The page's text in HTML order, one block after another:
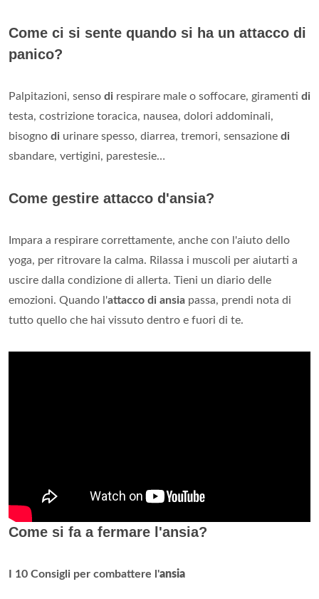
Come ci si sente quando si ha un attacco di
panico?
Palpitazioni, senso di respirare male o soffocare, giramenti di
testa, costrizione toracica, nausea, dolori addominali,
bisogno di urinare spesso, diarrea, tremori, sensazione di
sbandare, vertigini, parestesie…
Come gestire attacco d'ansia?
Impara a respirare correttamente, anche con l'aiuto dello
yoga, per ritrovare la calma. Rilassa i muscoli per aiutarti a
uscire dalla condizione di allerta. Tieni un diario delle
emozioni. Quando l'attacco di ansia passa, prendi nota di
tutto quello che hai vissuto dentro e fuori di te.
Come si fa a fermare l'ansia?
I 10 Consigli per combattere l'ansia